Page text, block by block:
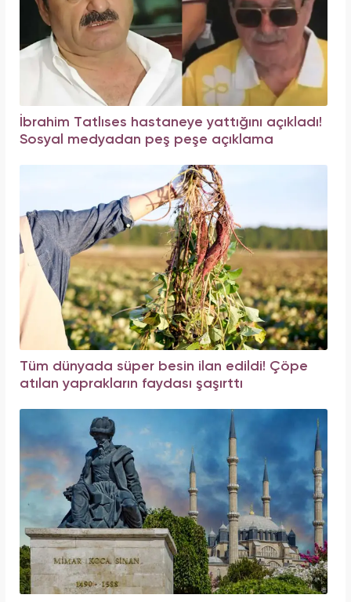
İbrahim Tatlıses hastaneye yattığını açıkladı!
Sosyal medyadan peş peşe açıklama
Tüm dünyada süper besin ilan edildi! Çöpe
atılan yaprakların faydası şaşırttı